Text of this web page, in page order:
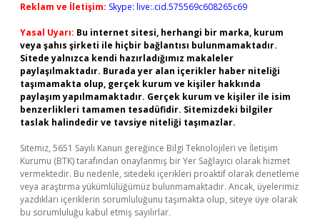
Reklam ve İletişim: Skype: live:.cid.575569c608265c69
Yasal Uyarı: Bu internet sitesi, herhangi bir marka, kurum
veya şahıs şirketi ile hiçbir bağlantısı bulunmamaktadır.
Sitede yalnızca kendi hazırladığımız makaleler
paylaşılmaktadır. Burada yer alan içerikler haber niteliği
taşımamakta olup, gerçek kurum ve kişiler hakkında
paylaşım yapılmamaktadır. Gerçek kurum ve kişiler ile isim
benzerlikleri tamamen tesadüfidir. Sitemizdeki bilgiler
taslak halindedir ve tavsiye niteliği taşımazlar.
Sitemiz, 5651 Sayılı Kanun gereğince Bilgi Teknolojileri ve İletişim
Kurumu (BTK) tarafından onaylanmış bir Yer Sağlayıcı olarak hizmet
vermektedir. Bu nedenle, sitedeki içerikleri proaktif olarak denetleme
veya araştırma yükümlülüğümüz bulunmamaktadır. Ancak, üyelerimiz
yazdıkları içeriklerin sorumluluğunu taşımakta olup, siteye üye olarak
bu sorumluluğu kabul etmiş sayılırlar.